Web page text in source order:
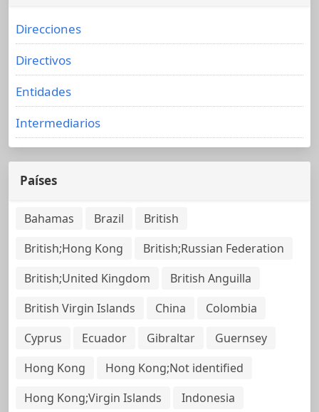
Direcciones
Directivos
Entidades
Intermediarios
Países
Bahamas Brazil
British
British;Hong Kong
British;Russian Federation
British;United Kingdom
British Anguilla
British Virgin Islands
China
Colombia
Cyprus
Ecuador Gibraltar
Guernsey
Hong Kong
Hong Kong;Not identified
Hong Kong;Virgin Islands
Indonesia